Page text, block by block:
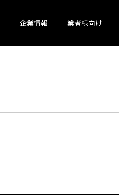
企業情報 業者様向け